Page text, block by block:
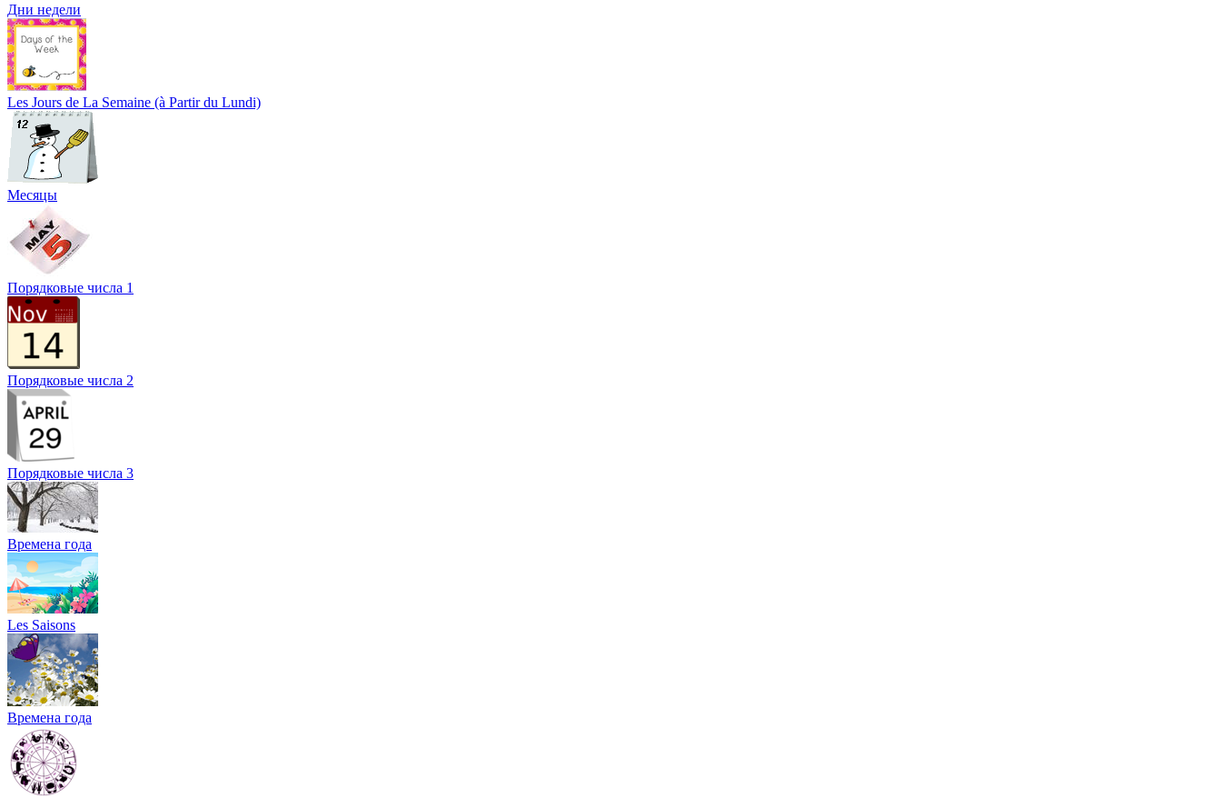
Дни недели
Les Jours de La Semaine (à Partir du Lundi)
Месяцы
Порядковые числа 1
Порядковые числа 2
Порядковые числа 3
Времена года
Les Saisons
Времена года